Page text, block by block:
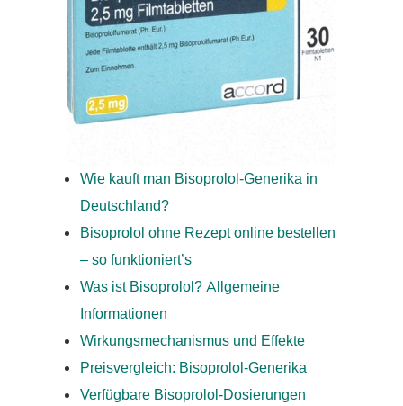
Wie kauft man Bisoprolol-Generika in
Deutschland?
Bisoprolol ohne Rezept online bestellen
– so funktioniert’s
Was ist Bisoprolol? Allgemeine
Informationen
Wirkungsmechanismus und Effekte
Preisvergleich: Bisoprolol-Generika
Verfügbare Bisoprolol-Dosierungen